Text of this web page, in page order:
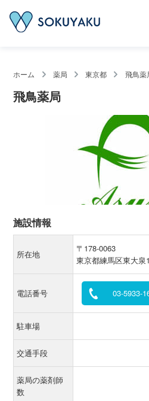
ホーム 薬局 東京都 飛鳥薬
飛鳥薬局
施設情報
所在地
〒178-0063
東京都練馬区東大泉
電話番号 03-5933-
駐車場
交通手段
薬局の薬剤師
数